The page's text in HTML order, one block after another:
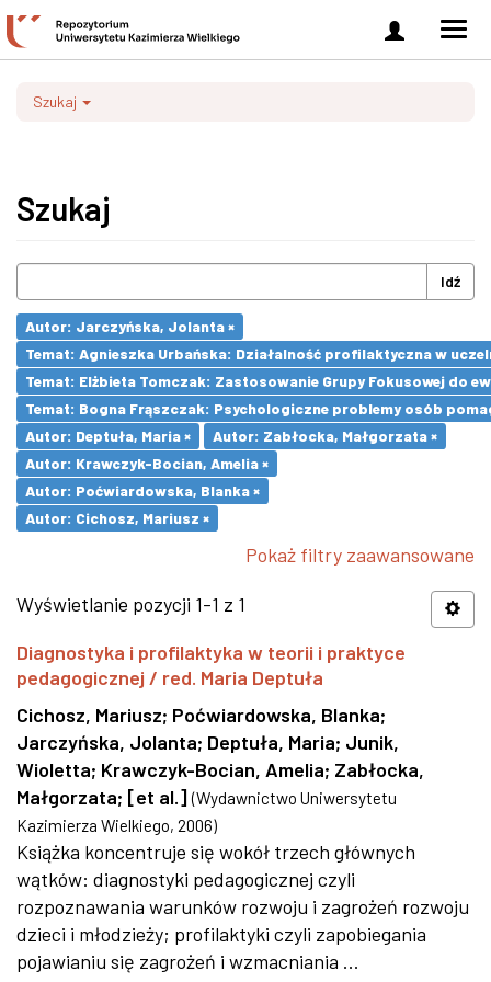
Zaloguj
się
Szukaj
Szukaj
Idź
Autor: Jarczyńska, Jolanta ×
Temat: Agnieszka Urbańska: Działalność profilaktyczna w
Temat: Elżbieta Tomczak: Zastosowanie Grupy Fokusowej do
Temat: Bogna Frąszczak: Psychologiczne problemy osób
Autor: Deptuła, Maria ×
Autor: Zabłocka, Małgorzata ×
Autor: Krawczyk-Bocian, Amelia ×
Autor: Poćwiardowska, Blanka ×
Autor: Cichosz, Mariusz ×
Pokaż filtry zaawansowane
Wyświetlanie pozycji 1-1 z 1
Diagnostyka i profilaktyka w teorii i praktyce
pedagogicznej / red. Maria Deptuła
Cichosz, Mariusz; Poćwiardowska, Blanka;
Jarczyńska, Jolanta; Deptuła, Maria; Junik,
Wioletta; Krawczyk-Bocian, Amelia; Zabłocka,
Małgorzata; [et al.] (Wydawnictwo Uniwersytetu
Kazimierza Wielkiego, 2006)
Książka koncentruje się wokół trzech głównych
wątków: diagnostyki pedagogicznej czyli
rozpoznawania warunków rozwoju i zagrożeń rozwoju
dzieci i młodzieży; profilaktyki czyli zapobiegania
pojawianiu się zagrożeń i wzmacniania ...